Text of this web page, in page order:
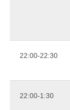
22:00-22:30
22:00-1:30